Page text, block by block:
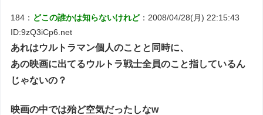
184： どこの誰かは知らないけれど：2008/04/28(月) 22:15:43
ID:9zQ3iCp6.net
あれはウルトラマン個人のことと同時に、
あの映画に出てるウルトラ戦士全員のこと指しているん
じゃないの？
映画の中では殆ど空気だったしなw